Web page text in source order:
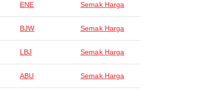
ENE Semak Harga
BJW Semak Harga
LBJ Semak Harga
ABU Semak Harga